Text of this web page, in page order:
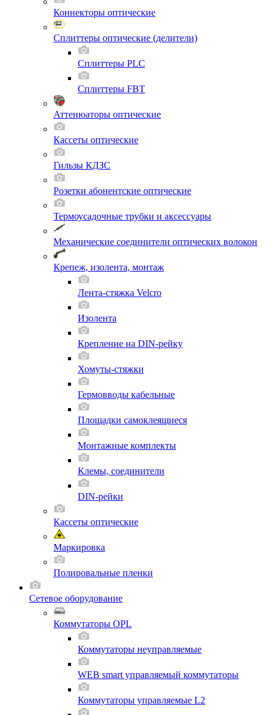
Коннекторы оптические
Сплиттеры оптические (делители)
Сплиттеры PLC
Сплиттеры FBT
Аттенюаторы оптические
Кассеты оптические
Гильзы КДЗС
Розетки абонентские оптические
Термоусадочные трубки и аксессуары
Механические соединители оптических волокон
Крепеж, изолента, монтаж
Лента-стяжка Velcro
Изолента
Крепление на DIN-рейку
Хомуты-стяжки
Гермовводы кабельные
Площадки самоклеящиеся
Монтажные комплекты
Клемы, соединители
DIN-рейки
Кассеты оптические
Маркировка
Полировальные пленки
Сетевое оборудование
Коммутаторы OPL
Коммутаторы неуправляемые
WEB smart управляемый коммутаторы
Коммутаторы управляемые L2